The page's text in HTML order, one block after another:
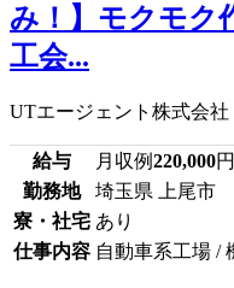
み！】モクモク
工会...
UTエージェント株式会社
給与 月収例220,000円
勤務地
埼玉県 上尾市
寮・社宅 あり
仕事内容 自動車系工場 /